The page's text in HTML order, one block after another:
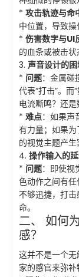
* 攻击轨迹与命
中位置，导致操
* 伤害数字与UI
的血条或被击状
3. 声音设计的
* 问题：金属碰
代表“打击”。
电流嘶鸣？还是
* 难点：如果声
有力量；如果为
的视觉主题产生
4. 操作输入的
* 问题：即使视
色动作之间有
不够迅捷，打
命。
二、 如何
感？
这并不是一个无
家的感官来弥补